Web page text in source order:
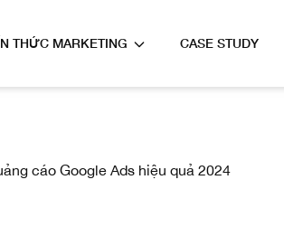
THỨC MARKETING CASE STUDY
cáo Google Ads hiệu quả 2024